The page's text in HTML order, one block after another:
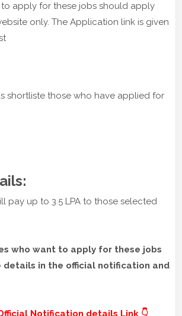
apply for these jobs should apply
only. The Application link is given
shortliste those who have applied for
pay up to 3.5 LPA to those selected
who want to apply for these jobs
details in the official notification and
Notification details Link 👇